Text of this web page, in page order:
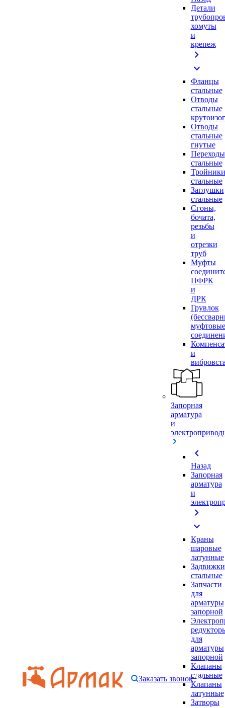
Детали
хомуты
и
крепеж
chevron_right
expand_more
Фланцы
стальные
Отводы
стальные
Отводы
стальные
гнутые
Переходы
стальные
Тройники
стальные
Заглушки
стальные
Сгоны,
бочата,
резьбы
и
отрезки
труб
Муфты
ПФРК
и
ДРК
Грувлок
муфтовые
и
Запорная
арматура
и
chevron_left
Назад
Запорная
арматура
и
chevron_right
expand_more
Краны
шаровые
латунные
Задвижки
стальные
Запчасти
для
арматуры
запорной
для
арматуры
запорной
Клапаны
стальные
Клапаны
латунные
Затворы
Заказать звонок